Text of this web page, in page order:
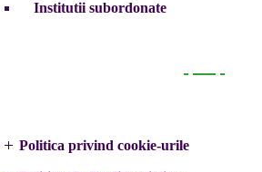
Institutii subordonate
Politica privind cookie-urile